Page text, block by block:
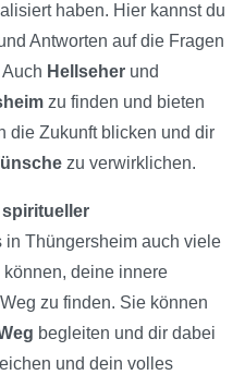
haben. Hier kannst du
Antworten auf die Fragen
Hellseher und
zu finden und bieten
die Zukunft blicken und dir
zu verwirklichen.
spiritueller
in Thüngersheim auch viele
deine innere
zu finden. Sie können
begleiten und dir dabei
und dein volles